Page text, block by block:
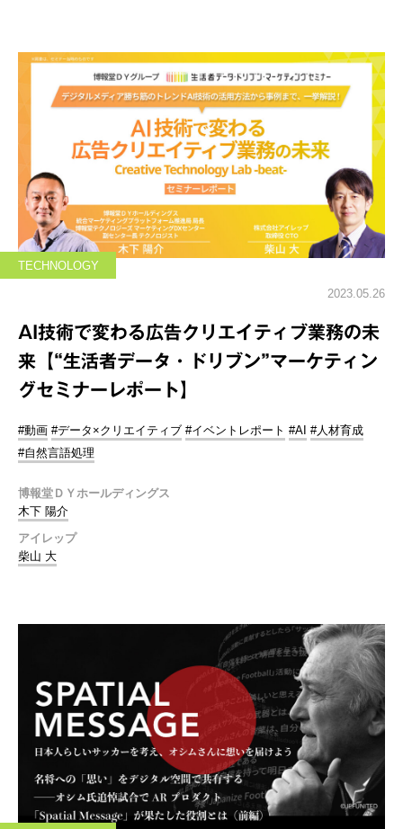
TECHNOLOGY
2023.05.26
AI技術で変わる広告クリエイティブ業務の未
来【“生活者データ・ドリブン”マーケティン
グセミナーレポート】
#動画 #データ×クリエイティブ #イベントレポート #AI #人材育成
#自然言語処理
博報堂ＤＹホールディングス
木下 陽介
アイレップ
柴山 大